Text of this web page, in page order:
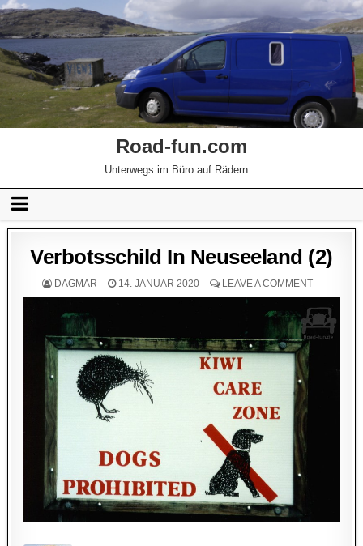
Road-fun.com
Unterwegs im Büro auf Rädern…
Verbotsschild In Neuseeland (2)
DAGMAR 14. JANUAR 2020 LEAVE A COMMENT